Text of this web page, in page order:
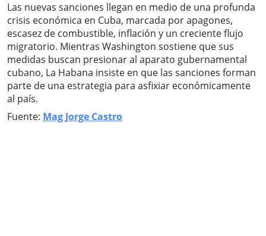
Las nuevas sanciones llegan en medio de una profunda
crisis económica en Cuba, marcada por apagones,
escasez de combustible, inflación y un creciente flujo
migratorio. Mientras Washington sostiene que sus
medidas buscan presionar al aparato gubernamental
cubano, La Habana insiste en que las sanciones forman
parte de una estrategia para asfixiar económicamente
al país.
Fuente: Mag Jorge Castro